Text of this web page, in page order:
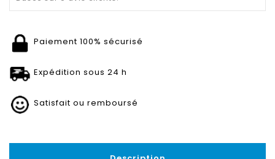
Paiement 100% sécurisé
Expédition sous 24 h
Satisfait ou remboursé